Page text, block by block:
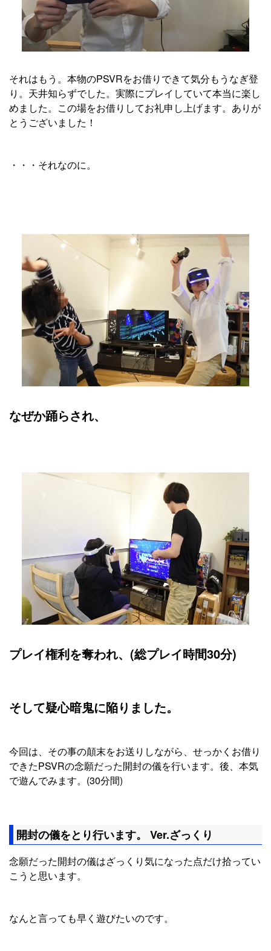
それはもう。本物のPSVRをお借りできて気分もうなぎ登
り。天井知らずでした。実際にプレイしていて本当に楽し
めました。この場をお借りしてお礼申し上げます。ありが
とうございました！
・・・それなのに。
なぜか踊らされ、
プレイ権利を奪われ、(総プレイ時間30分)
そして疑心暗鬼に陥りました。
今回は、その事の顛末をお送りしながら、せっかくお借り
できたPSVRの念願だった開封の儀を行います。後、本気
で遊んでみます。(30分間)
開封の儀をとり行います。 Ver.ざっくり
念願だった開封の儀はざっくり気になった点だけ拾ってい
こうと思います。
なんと言っても早く遊びたいのです。